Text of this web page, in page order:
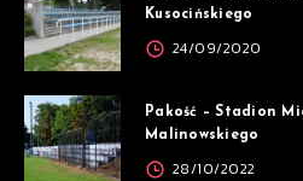
Kusocińskiego
24/09/2020
Pakość – Stadion
Malinowskiego
28/10/2022